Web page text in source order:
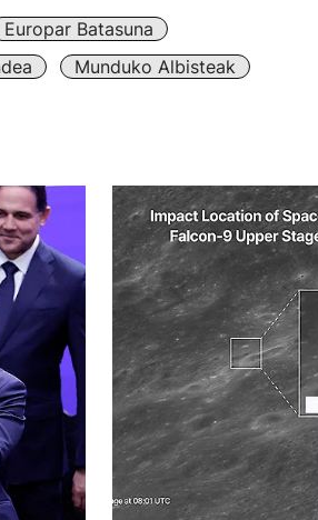
Europar Batasuna
Munduko Albisteak